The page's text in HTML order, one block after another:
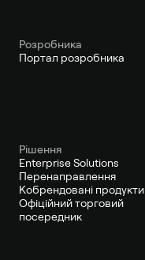
Pозробника
Портал розробника
Рішення
Enterprise Solutions
Перенаправлення
Кобрендовані продукти
Офіційний торговий
посередник